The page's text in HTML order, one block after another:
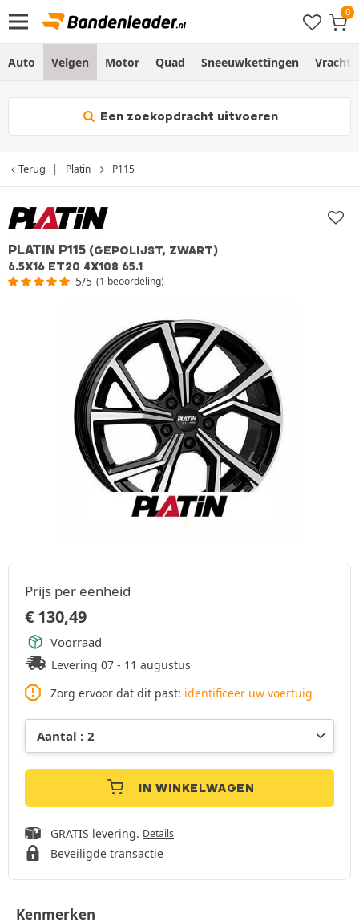
Auto Velgen Motor Quad Sneeuwkettingen
Een zoekopdracht uitvoeren
Terug Platin P115
PLATIN P115 (GEPOLIJST, ZWART)
6.5X16 ET20 4X108 65.1
5/5 (1 beoordeling)
Prijs per eenheid
€ 130,49
Voorraad
Levering 07 - 11 augustus
Zorg ervoor dat dit past: identificeer uw voertuig
IN WINKELWAGEN
GRATIS levering. Details
Beveiligde transactie
Kenmerken